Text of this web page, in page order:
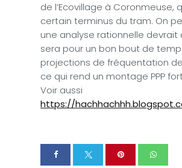
de l’Ecovillage à Coronmeuse,
certain terminus du tram. On
une analyse rationnelle
sera pour un bon bout de
projections de fréquentation
ce qui rend un montage PPP
Voir aussi
https://